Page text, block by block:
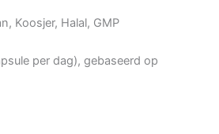
Koosjer, Halal, GMP
per dag), gebaseerd op